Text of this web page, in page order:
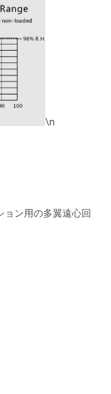
\n
ョン用の多翼遠心回